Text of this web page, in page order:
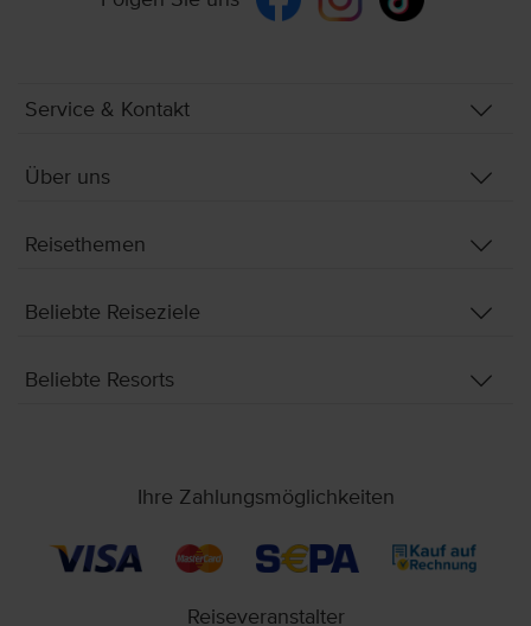
Service & Kontakt
Über uns
Reisethemen
Beliebte Reiseziele
Beliebte Resorts
Ihre Zahlungsmöglichkeiten
Reiseveranstalter